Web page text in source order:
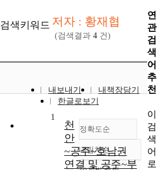
검색키워드 저자 : 황재협
(검색결과 4 건)
내보내기
내책장담기
한글로보기
정확도순
정확도
순
내림차순
1
천
안
~공주~호남권
연결 및 공주~부
연
관
검
색
어
추
천
이
검
색
어
로